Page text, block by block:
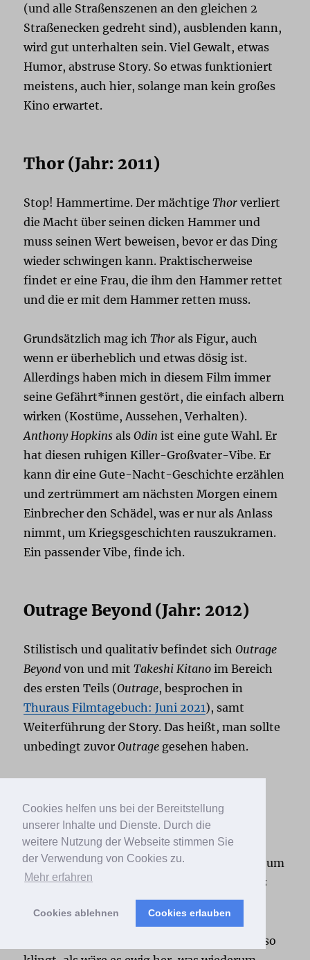
Cookies helfen uns bei der Bereitstellung
unserer Inhalte und Dienste. Durch die
weitere Nutzung der Webseite stimmen Sie
der Verwendung von Cookies zu.
Mehr erfahren
Cookies ablehnen Cookies erlauben
(und alle Straßenszenen an den gleichen 2
Straßenecken gedreht sind), ausblenden kann,
wird gut unterhalten sein. Viel Gewalt, etwas
Humor, abstruse Story. So etwas funktioniert
meistens, auch hier, solange man kein großes
Kino erwartet.
Thor (Jahr: 2011)
Stop! Hammertime. Der mächtigeThor verliert
die Macht über seinen dicken Hammer und
muss seinen Wert beweisen, bevor er das Ding
wieder schwingen kann. Praktischerweise
findet er eine Frau, die ihm den Hammer rettet
und die er mit dem Hammer retten muss.
Grundsätzlich mag ichThor als Figur, auch
wenn er überheblich und etwas dösig ist.
Allerdings haben mich in diesem Film immer
seine Gefährt*innen gestört, die einfach albern
wirken (Kostüme, Aussehen, Verhalten).
Anthony Hopkins alsOdin ist eine gute Wahl. Er
hat diesen ruhigen Killer-Großvater-Vibe. Er
kann dir eine Gute-Nacht-Geschichte erzählen
und zertrümmert am nächsten Morgen einem
Einbrecher den Schädel, was er nur als Anlass
nimmt, um Kriegsgeschichten rauszukramen.
Ein passender Vibe, finde ich.
Outrage Beyond (Jahr: 2012)
Stilistisch und qualitativ befindet sichOutrage
Beyond von und mitTakeshi Kitano im Bereich
des ersten Teils (Outrage, besprochen in
Thuraus Filmtagebuch: Juni 2021), samt
Weiterführung der Story. Das heißt, man sollte
unbedingt zuvorOutrage gesehen haben.
The Avengers (Jahr: 2012)
Endlich ist die lustige Schar weltrettender
Marvel-Held*innen zusammengekommen, um
gemeinsam zu agieren. Damals war
Avengers
ein Filmereignis, weil mehrere Filme mit
unterschiedlichen Hauptfiguren auf diesen
Film hingearbeitet haben. Heutzutage, was so